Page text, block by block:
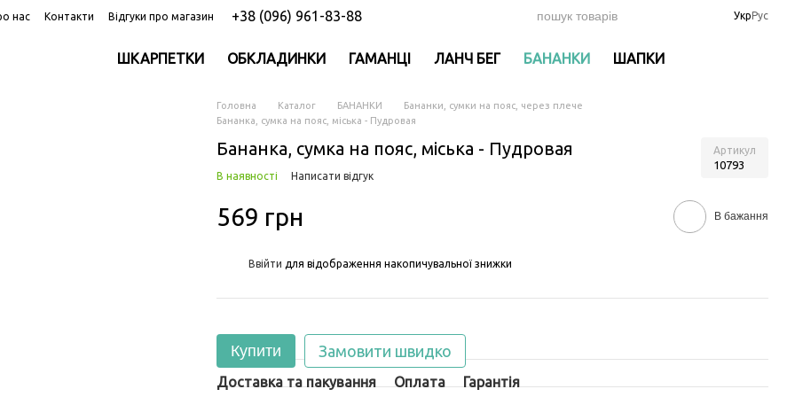
нас Контакти Відгуки про магазин +38 (096) 961-83-88 УкрРус
ШКАРПЕТКИ ОБКЛАДИНКИ ГАМАНЦІ ЛАНЧ БЕГ БАНАНКИ ШАПКИ
Головна Каталог БАНАНКИ
Бананки, сумки на пояс, через плече
Бананка, сумка на пояс, міська - Пудровая
Бананка, сумка на пояс, міська - Пудровая Артикул
10793
В наявності Написати відгук
569 грн В бажання
Ввійти для відображення накопичувальної знижки
Купити Замовити швидко
Доставка та пакування Оплата
Гарантія